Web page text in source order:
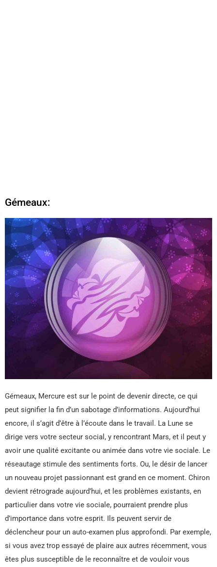
Gémeaux:
Gémeaux, Mercure est sur le point de devenir directe, ce qui
peut signifier la fin d’un sabotage d’informations. Aujourd’hui
encore, il s’agit d’être à l’écoute dans le travail. La Lune se
dirige vers votre secteur social, y rencontrant Mars, et il peut y
avoir une qualité excitante ou animée dans votre vie sociale. Le
réseautage stimule des sentiments forts. Ou, le désir de lancer
un nouveau projet passionnant est grand en ce moment. Chiron
devient rétrograde aujourd’hui, et les problèmes existants, en
particulier dans votre vie sociale, pourraient prendre plus
d’importance dans votre esprit. Ils peuvent servir de
déclencheur pour un auto-examen plus approfondi. Par exemple,
si vous avez trop essayé de plaire aux autres récemment, vous
êtes plus susceptible de le reconnaître et de vouloir vous